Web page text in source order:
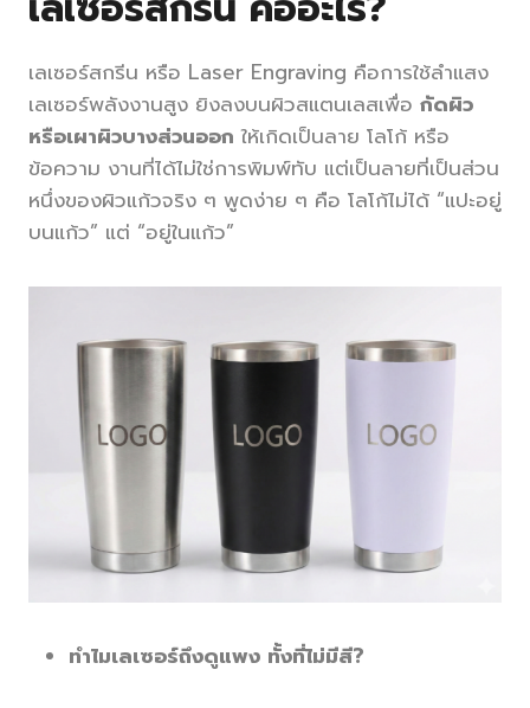
เลเซอร์สกรีน หรือ Laser Engraving คือการใช้ลำแสง
เลเซอร์พลังงานสูง ยิงลงบนผิวสแตนเลสเพื่อ กัดผิว
หรือเผาผิวบางส่วนออก ให้เกิดเป็นลาย โลโก้ หรือ
ข้อความ งานที่ได้ไม่ใช่การพิมพ์ทับ แต่เป็นลายที่เป็นส่วน
หนึ่งของผิวแก้วจริง ๆ พูดง่าย ๆ คือ โลโก้ไม่ได้ “แปะอยู่
บนแก้ว” แต่ “อยู่ในแก้ว”
ทำไมเลเซอร์ถึงดูแพง ทั้งที่ไม่มีสี?